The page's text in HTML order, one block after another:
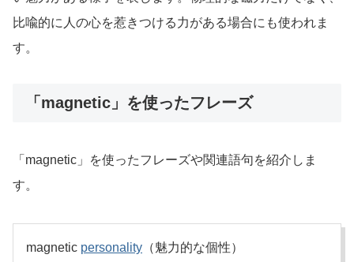
比喩的に人の心を惹きつける力がある場合にも使われま
す。
「magnetic」を使ったフレーズ
「magnetic」を使ったフレーズや関連語句を紹介しま
す。
magnetic personality （魅力的な個性）